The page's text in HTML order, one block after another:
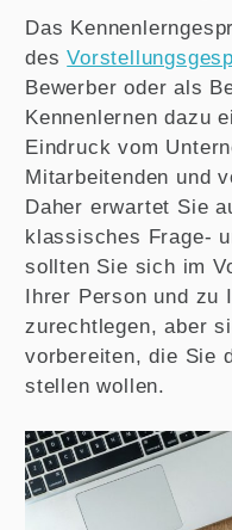
Das
des
Bewerber oder als
Kennenlernen dazu
Eindruck vom
Mitarbeitenden und
Daher erwartet Sie
klassisches Frage-
sollten Sie sich im
Ihrer Person und zu
zurechtlegen, aber
vorbereiten, die Sie
stellen wollen.